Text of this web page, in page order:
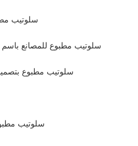
سلوتيب
سلوتيب مطبوع للمصانع
سلوتيب مطبوع
سلوتيب